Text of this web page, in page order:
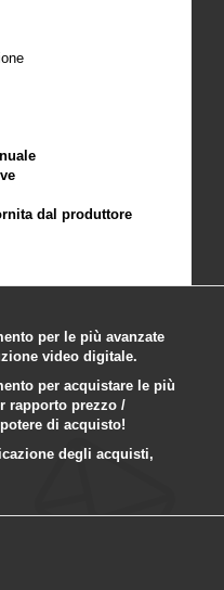
dal produttore
per le più avanzate
video digitale.
per acquistare le più
rapporto prezzo /
di acquisto!
degli acquisti,